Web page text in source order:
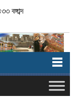
বঙ্গাব্দ